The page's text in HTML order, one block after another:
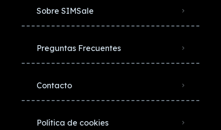
Sobre SIMSale
Preguntas Frecuentes
Contacto
Política de cookies